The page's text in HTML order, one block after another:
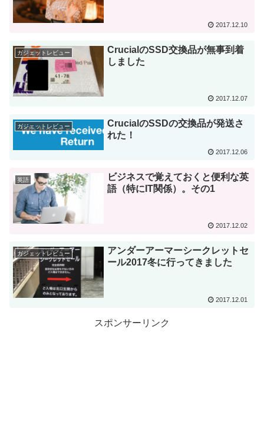
2017.12.10
ガジェットレビュー
CrucialのSSD交換品が無事到着
しました
2017.12.07
ガジェットレビュー
CrucialのSSDの交換品が発送さ
れた！
2017.12.06
英語
ビジネスで覚えておくと便利な英
語（特にIT関係）。その1
2017.12.02
ガジェットレビュー
アンダーアーマーシークレットセ
ール2017冬に行ってきました
2017.12.01
スポンサーリンク